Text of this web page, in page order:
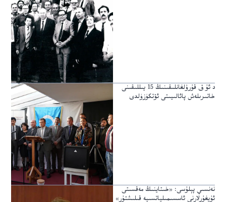
د ئۇ ق قۇرۇلغانلىقىنىڭ 15 يىللىقىنى
خاتىرىلەش پائالىيىتى ئۆتكۈزۈلدى
نەنسىي پېلۇسى: «خىتاينىڭ مەقسىتى
ئۇيغۇرلارنى ئاسسىمىلياتسىيە قىلىشتۇر»